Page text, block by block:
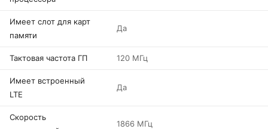
Имеет слот для карт
памяти
Да
Тактовая частота ГП 120 МГц
Имеет встроенный
LTE
Да
Скорость
1866 МГц